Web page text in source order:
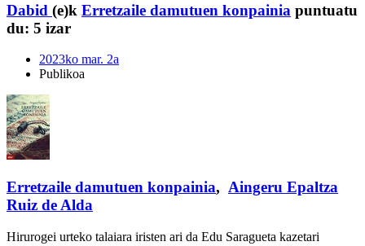
Dabid (e)k Erretzaile damutuen konpainia puntuatu
du: 5 izar
2023ko mar. 2a
Publikoa
Erretzaile damutuen konpainia, Aingeru Epaltza
Ruiz de Alda
Hirurogei urteko talaiara iristen ari da Edu Saragueta kazetari